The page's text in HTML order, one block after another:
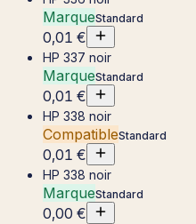
MarqueStandard
0,01 €
HP 337 noir
MarqueStandard
0,01 €
HP 338 noir
CompatibleStandard
0,01 €
HP 338 noir
MarqueStandard
0,00 €